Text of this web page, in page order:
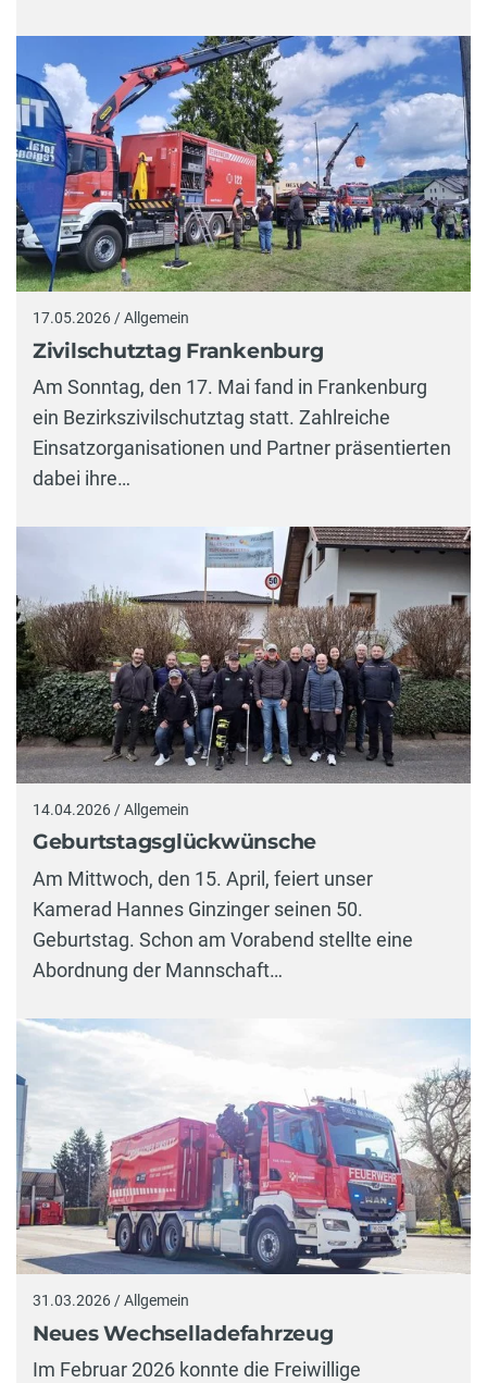
17.05.2026 / Allgemein
Zivilschutztag Frankenburg
Am Sonntag, den 17. Mai fand in Frankenburg
ein Bezirkszivilschutztag statt. Zahlreiche
Einsatzorganisationen und Partner präsentierten
dabei ihre…
14.04.2026 / Allgemein
Geburtstagsglückwünsche
Am Mittwoch, den 15. April, feiert unser
Kamerad Hannes Ginzinger seinen 50.
Geburtstag. Schon am Vorabend stellte eine
Abordnung der Mannschaft…
31.03.2026 / Allgemein
Neues Wechselladefahrzeug
Im Februar 2026 konnte die Freiwillige